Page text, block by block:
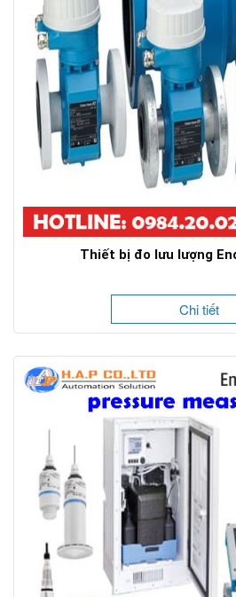
Thiết bị đo lưu lượng
Chi tiết